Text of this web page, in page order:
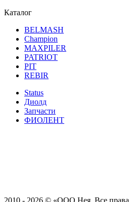
Каталог
BELMASH
Champion
MAXPILER
PATRIOT
PIT
REBIR
Status
Диолд
Запчасти
ФИОЛЕНТ
2010 - 2026 © «ООО Нея. Все